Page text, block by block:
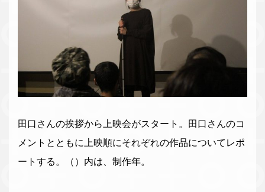
田口さんの挨拶から上映会がスタート。田口さんのコ
メントとともに上映順にそれぞれの作品についてレポ
ートする。（）内は、制作年。